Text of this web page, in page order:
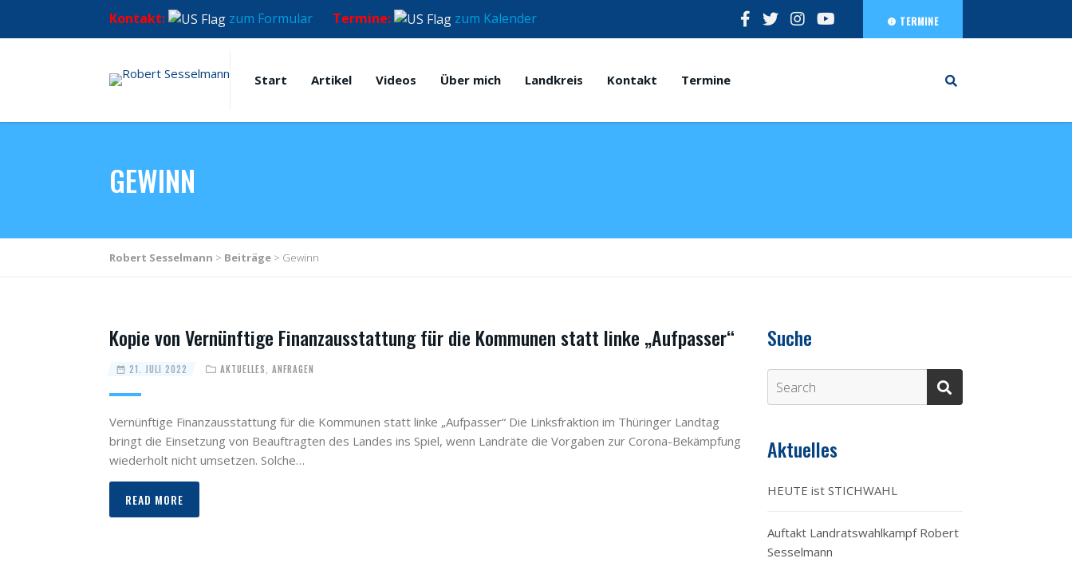
Kontakt: zum Formular Termine: zum Kalender TERMINE
Start Artikel Videos Über mich Landkreis Kontakt Termine
GEWINN
Robert Sesselmann > Beiträge > Gewinn
Kopie von Vernünftige Finanzausstattung für die Kommunen statt linke „Aufpasser“
21. JULI 2022 AKTUELLES ANFRAGEN
Vernünftige Finanzausstattung für die Kommunen statt linke „Aufpasser“ Die Linksfraktion im Thüringer Landtag
bringt die Einsetzung von Beauftragten des Landes ins Spiel, wenn Landräte die Vorgaben zur Corona-Bekämpfung
wiederholt nicht umsetzen. Solche…
READ MORE
Suche
Aktuelles
HEUTE ist STICHWAHL
Auftakt Landratswahlkampf Robert
Sesselmann